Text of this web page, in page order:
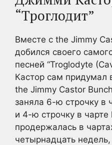
“Троглодит”
Вместе с the Jimmy
добился своего
песней “Troglodyte
Кастор сам придумал
the Jimmy Castor
заняла 6-ю строчку в
и 4-ю строчку в чарте
продержалась в
четырнадцать